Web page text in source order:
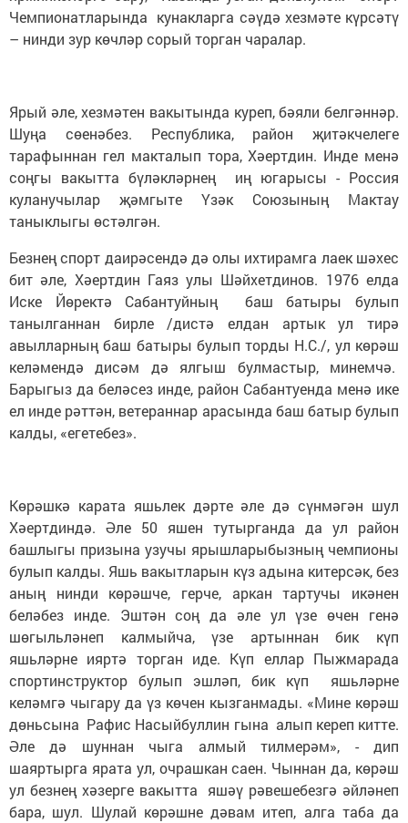
Чемпионатларында кунакларга сәүдә хезмәте күрсәтү
– нинди зур көчләр сорый торган чаралар.
Ярый әле, хезмәтен вакытында куреп, бәяли белгәннәр.
Шуңа сөенәбез. Республика, район җитәкчелеге
тарафыннан гел макталып тора, Хәертдин. Инде менә
соңгы вакытта бүләкләрнең иң югарысы - Россия
куланучылар җәмгыте Үзәк Союзының Мактау
таныклыгы өстәлгән.
Безнең спорт даирәсендә дә олы ихтирамга лаек шәхес
бит әле, Хәертдин Гаяз улы Шәйхетдинов. 1976 елда
Иске Йөректә Сабантуйның баш батыры булып
танылганнан бирле /дистә елдан артык ул тирә
авылларның баш батыры булып торды Н.С./, ул көрәш
келәмендә дисәм дә ялгыш булмастыр, минемчә.
Барыгыз да беләсез инде, район Сабантуенда менә ике
ел инде рәттән, ветераннар арасында баш батыр булып
калды, «егетебез».
Көрәшкә карата яшьлек дәрте әле дә сүнмәгән шул
Хәертдиндә. Әле 50 яшен тутырганда да ул район
башлыгы призына узучы ярышларыбызның чемпионы
булып калды. Яшь вакытларын күз адына китерсәк, без
аның нинди көрәшче, герче, аркан тартучы икәнен
беләбез инде. Эштән соң да әле ул үзе өчен генә
шөгыльләнеп калмыйча, үзе артыннан бик күп
яшьләрне ияртә торган иде. Күп еллар Пыжмарада
спортинструктор булып эшләп, бик күп яшьләрне
келәмгә чыгару да үз көчен кызганмады. «Мине көрәш
дөньсына Рафис Насыйбуллин гына алып кереп китте.
Әле дә шуннан чыга алмый тилмерәм», - дип
шаяртырга ярата ул, очрашкан саен. Чыннан да, көрәш
ул безнең хәзерге вакытта яшәү рәвешебезгә әйләнеп
бара, шул. Шулай көрәшне дәвам итеп, алга таба да